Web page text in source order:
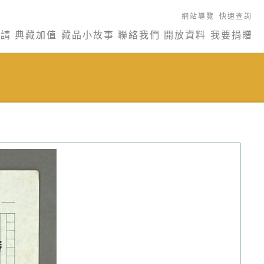
網站導覽 快速查詢
典藏加值 藏品小故事 聯絡我們 開放資料 我要捐贈